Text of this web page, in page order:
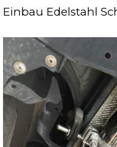
Einbau Edelstahl